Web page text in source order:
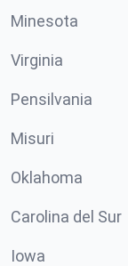
Minesota
Virginia
Pensilvania
Misuri
Oklahoma
Carolina del Sur
Iowa